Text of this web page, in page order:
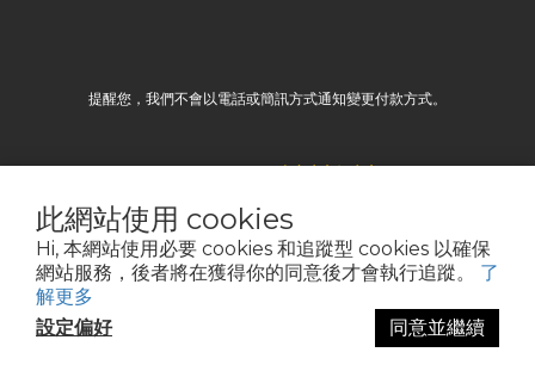
此網站使用 cookies
Hi, 本網站使用必要 cookies 和追蹤型 cookies 以確保
網站服務，後者將在獲得你的同意後才會執行追蹤。 了
解更多
設定偏好
同意並繼續
提醒您，我們不會以電話或簡訊方式通知變更付款方式。
Copyright©2012 史家庄方便廚房